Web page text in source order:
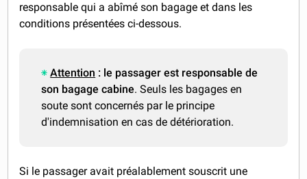
responsable qui a abîmé son bagage et dans les
conditions présentées ci-dessous.
Attention : le passager est responsable de
son bagage cabine. Seuls les bagages en
soute sont concernés par le principe
d'indemnisation en cas de détérioration.
Si le passager avait préalablement souscrit une